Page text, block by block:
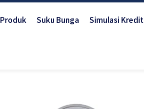
Produk Suku Bunga Simulasi Kredit